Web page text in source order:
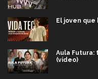
El joven
Aula Futura:
(video)